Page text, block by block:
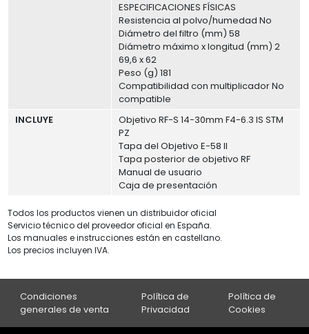
ESPECIFICACIONES FÍSICAS
Resistencia al polvo/humedad No
Diámetro del filtro (mm) 58
Diámetro máximo x longitud (mm) 2
69,6 x 62
Peso (g) 181
Compatibilidad con multiplicador No
compatible
INCLUYE
Objetivo RF-S 14-30mm F4-6.3 IS STM
PZ
Tapa del Objetivo E-58 II
Tapa posterior de objetivo RF
Manual de usuario
Caja de presentación
Todos los productos vienen un distribuidor oficial
Servicio técnico del proveedor oficial en España.
Los manuales e instrucciones están en castellano.
Los precios incluyen IVA.
Condiciones
generales de venta
Política de
Privacidad
Política de
Cookies